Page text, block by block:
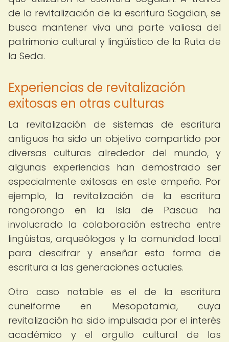
de la revitalización de la escritura Sogdian, se
busca mantener viva una parte valiosa del
patrimonio cultural y lingüístico de la Ruta de
la Seda.
Experiencias de revitalización
exitosas en otras culturas
La revitalización de sistemas de escritura
antiguos ha sido un objetivo compartido por
diversas culturas alrededor del mundo, y
algunas experiencias han demostrado ser
especialmente exitosas en este empeño. Por
ejemplo, la revitalización de la escritura
rongorongo en la Isla de Pascua ha
involucrado la colaboración estrecha entre
lingüistas, arqueólogos y la comunidad local
para descifrar y enseñar esta forma de
escritura a las generaciones actuales.
Otro caso notable es el de la escritura
cuneiforme en Mesopotamia, cuya
revitalización ha sido impulsada por el interés
académico y el orgullo cultural de las